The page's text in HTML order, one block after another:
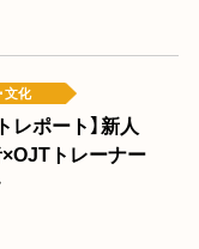
文化
レポート】新人
トレーナー